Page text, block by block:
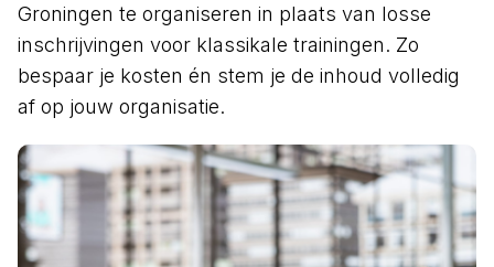
Groningen te organiseren in plaats van losse
inschrijvingen voor klassikale trainingen. Zo
bespaar je kosten én stem je de inhoud volledig
af op jouw organisatie.